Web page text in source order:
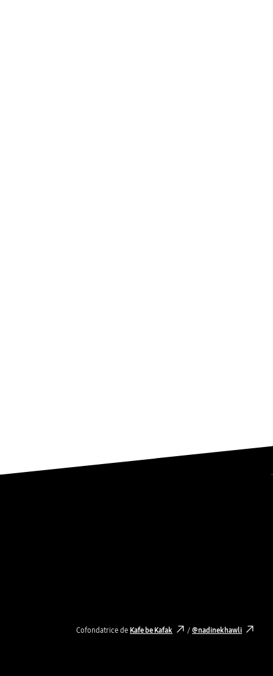
Cofondatrice de Kafe be Kafak /@nadinekhawli